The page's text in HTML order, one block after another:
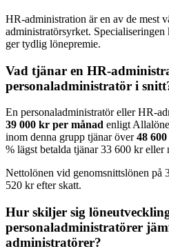
HR-administration är en av de mest
administratörsyrket.
ger tydlig lönepremie.
Vad tjänar en HR-
personaladministratör i
En personaladministratör eller HR-
39 000 kr per månad enligt
inom denna grupp tjänar över48
% lägst betalda tjänar 33 600 kr eller
Nettolönen vid genomsnittslönen på
520 kr efter skatt.
Hur skiljer sig
personaladministratörer
administratörer?